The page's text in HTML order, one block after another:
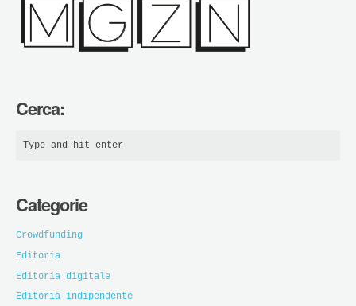
Cerca:
Categorie
Crowdfunding
Editoria
Editoria digitale
Editoria indipendente